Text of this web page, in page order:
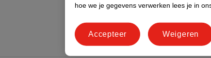
hoe we je gegevens verwerken lees je in
Weigeren
Accepteer